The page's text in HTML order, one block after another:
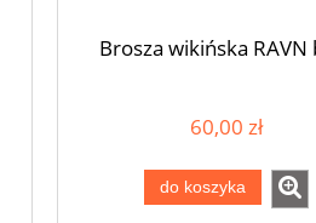
Brosza wikińska RAVN
60,00 zł
do koszyka